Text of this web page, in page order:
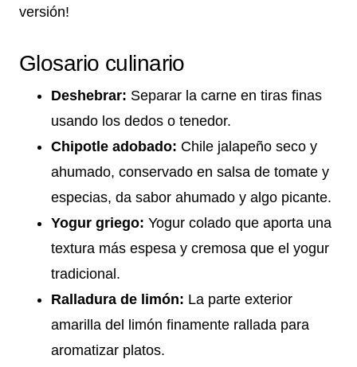
versión!
Glosario culinario
Deshebrar: Separar la carne en tiras finas
usando los dedos o tenedor.
Chipotle adobado: Chile jalapeño seco y
ahumado, conservado en salsa de tomate y
especias, da sabor ahumado y algo picante.
Yogur griego: Yogur colado que aporta una
textura más espesa y cremosa que el yogur
tradicional.
Ralladura de limón: La parte exterior
amarilla del limón finamente rallada para
aromatizar platos.